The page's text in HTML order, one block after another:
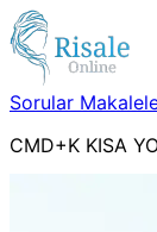
Sorular
CMD+K KISA